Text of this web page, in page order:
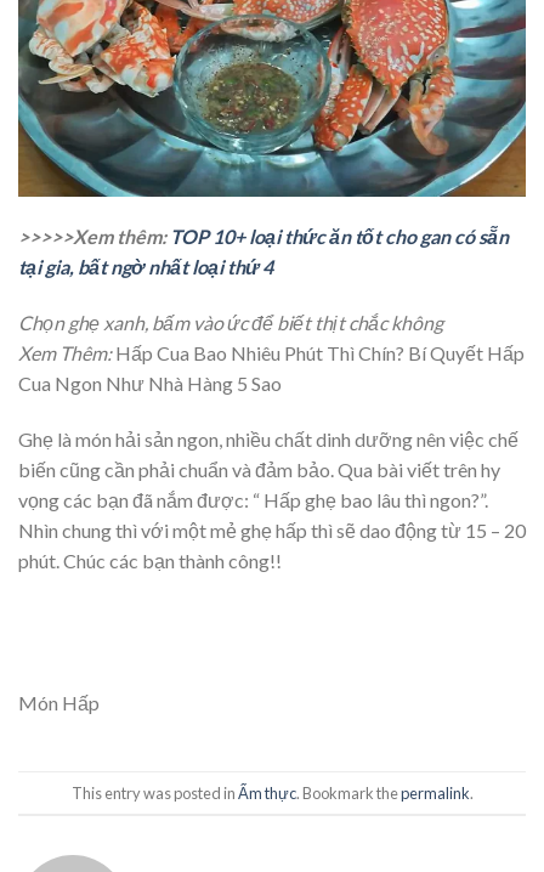
>>>>>Xem thêm: TOP 10+ loại thức ăn tốt cho gan có sẵn
tại gia, bất ngờ nhất loại thứ 4
Chọn ghẹ xanh, bấm vào ức để biết thịt chắc không
Xem Thêm:Hấp Cua Bao Nhiêu Phút Thì Chín? Bí Quyết Hấp
Cua Ngon Như Nhà Hàng 5 Sao
Ghẹ là món hải sản ngon, nhiều chất dinh dưỡng nên việc chế
biến cũng cần phải chuẩn và đảm bảo. Qua bài viết trên hy
vọng các bạn đã nắm được: “ Hấp ghẹ bao lâu thì ngon?”.
Nhìn chung thì với một mẻ ghẹ hấp thì sẽ dao động từ 15 – 20
phút. Chúc các bạn thành công!!
Món Hấp
This entry was posted inẨm thực. Bookmark thepermalink.